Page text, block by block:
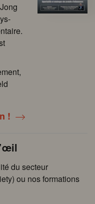
!
du secteur
ou nos formations